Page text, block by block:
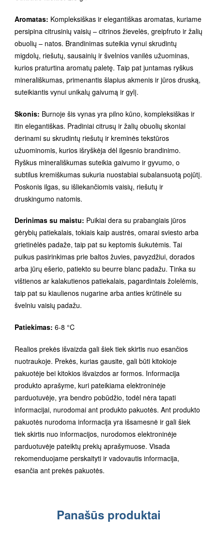
Aromatas: Kompleksiškas ir elegantiškas aromatas, kuriame
persipina citrusinių vaisių – citrinos žievelės, greipfruto ir žalių
obuolių – natos. Brandinimas suteikia vynui skrudintų
migdolų, riešutų, sausainių ir švelnios vanilės užuominas,
kurios praturtina aromatų paletę. Taip pat juntamas ryškus
minerališkumas, primenantis šlapius akmenis ir jūros druską,
suteikiantis vynui unikalų gaivumą ir gylį.
Skonis: Burnoje šis vynas yra pilno kūno, kompleksiškas ir
itin elegantiškas. Pradiniai citrusų ir žalių obuolių skoniai
derinami su skrudintų riešutų ir kreminės tekstūros
užuominomis, kurios išryškėja dėl ilgesnio brandinimo.
Ryškus minerališkumas suteikia gaivumo ir gyvumo, o
subtilus kremiškumas sukuria nuostabiai subalansuotą pojūtį.
Poskonis ilgas, su išliekančiomis vaisių, riešutų ir
druskingumo natomis.
Derinimas su maistu: Puikiai dera su prabangiais jūros
gėrybių patiekalais, tokiais kaip austrės, omarai sviesto arba
grietinėlės padaže, taip pat su keptomis šukutėmis. Tai
puikus pasirinkimas prie baltos žuvies, pavyzdžiui, dorados
arba jūrų ešerio, patiekto su beurre blanc padažu. Tinka su
vištienos ar kalakutienos patiekalais, pagardintais žolelėmis,
taip pat su kiaulienos nugarine arba anties krūtinėle su
švelniu vaisių padažu.
Patiekimas: 6-8 °C
Realios prekės išvaizda gali šiek tiek skirtis nuo esančios
nuotraukoje. Prekės, kurias gausite, gali būti kitokioje
pakuotėje bei kitokios išvaizdos ar formos. Informacija
produkto aprašyme, kuri pateikiama elektroninėje
parduotuvėje, yra bendro pobūdžio, todėl nėra tapati
informacijai, nurodomai ant produkto pakuotės. Ant produkto
pakuotės nurodoma informacija yra išsamesnė ir gali šiek
tiek skirtis nuo informacijos, nurodomos elektroninėje
parduotuvėje pateiktų prekių aprašymuose. Visada
rekomenduojame perskaityti ir vadovautis informacija,
esančia ant prekės pakuotės.
Panašūs produktai